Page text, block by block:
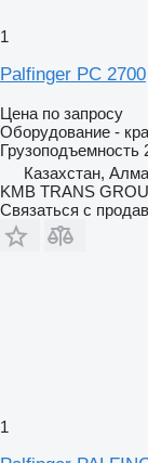
1
Palfinger PC 2700
Цена по запросу
Оборудование -
Грузоподъемность
Казахстан,
KMB TRANS
Связаться с
1